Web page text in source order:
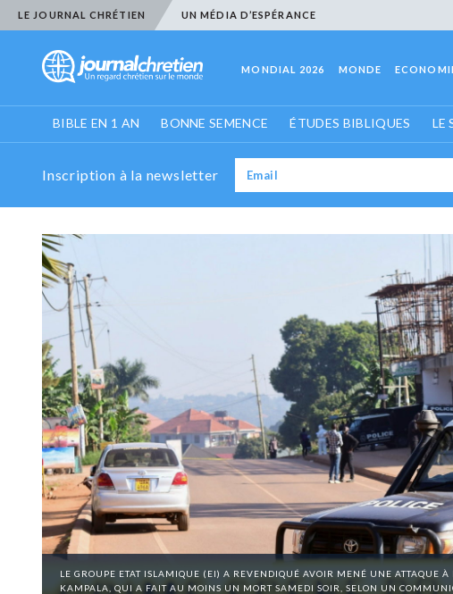
LE JOURNAL CHRÉTIEN UN MÉDIA D’ESPÉRANCE
MONDIAL 2026 MONDE
BIBLE EN 1 AN BONNE SEMENCE ÉTUDES BIBLIQUES LE
Inscription à la newsletter
LE GROUPE ETAT ISLAMIQUE (EI) A REVENDIQUÉ AVOIR MENÉ UNE ATTAQUE
KAMPALA, QUI A FAIT AU MOINS UN MORT SAMEDI SOIR, SELON UN